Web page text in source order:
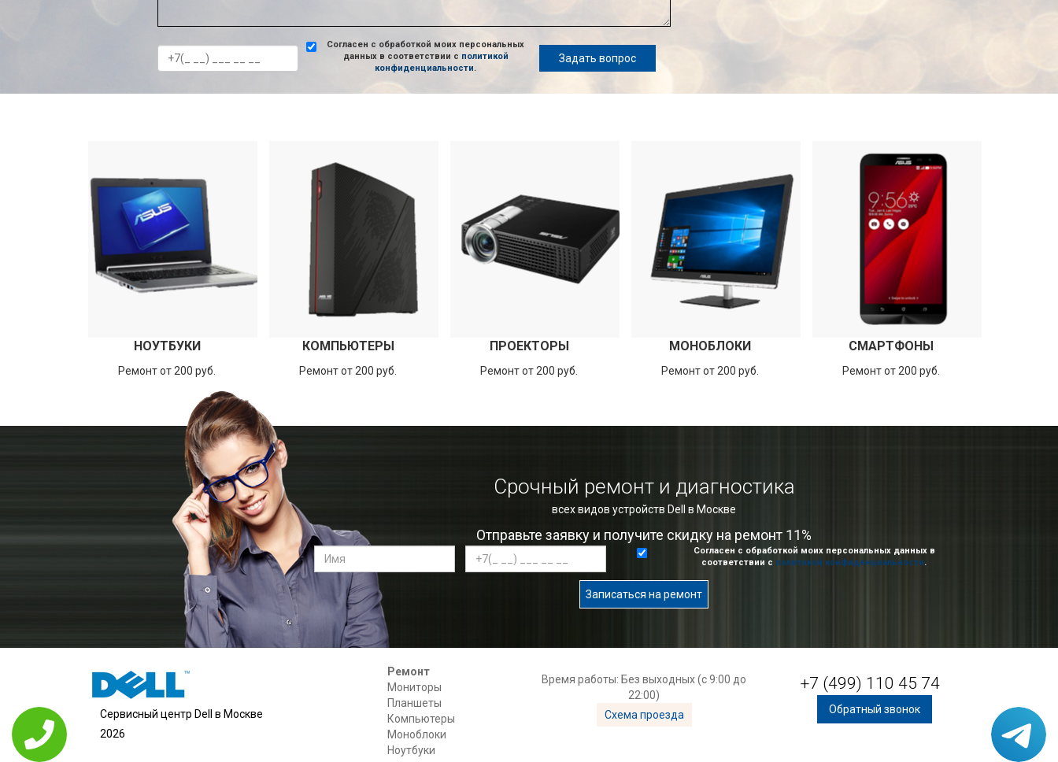
Согласен с обработкой моих персональных
данных в соответствии с политикой
конфиденциальности.
Задать вопрос
НОУТБУКИ
Ремонт от 200 руб.
КОМПЬЮТЕРЫ
Ремонт от 200 руб.
ПРОЕКТОРЫ
Ремонт от 200 руб.
МОНОБЛОКИ
Ремонт от 200 руб.
СМАРТФОНЫ
Ремонт от 200 руб.
Срочный ремонт и диагностика
всех видов устройств Dell в Москве
Отправьте заявку и получите скидку на ремонт 11%
Согласен с обработкой моих персональных данных в
соответствии с политикой конфиденциальности.
Записаться на ремонт
Сервисный центр Dell в Москве
2026
Ремонт
Мониторы
Планшеты
Компьютеры
Моноблоки
Ноутбуки
Время работы: Без выходных (с 9:00 до
22:00)
Схема проезда
+7 (499) 110 45 74
Обратный звонок